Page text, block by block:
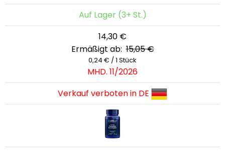
Auf Lager (3+ St.)
14,30 €
Ermäßigt ab:15,05 €
0,24 € / 1 Stück
MHD. 11/2026
Verkauf verboten in DE